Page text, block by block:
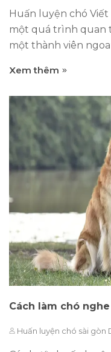
Huấn luyện chó
một quá trình quan
một thành viên
lực lượng cảnh sát
ra một môi trường
và chủ. Quá trình
khía cạnh khác
hiện các lệnh cơ
việc rèn luyện kỹ
nhảy qua vật cản.
trong quá trình huấn luyện
Trước khi bắt đầu
rõ mục...
Xem thêm
Cách làm chó
Huấn luyện chó sài gòn